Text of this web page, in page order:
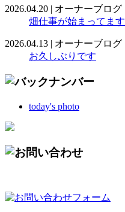
2026.04.20 | オーナーブログ
畑仕事が始まってます
2026.04.13 | オーナーブログ
お久しぶりです
today's photo